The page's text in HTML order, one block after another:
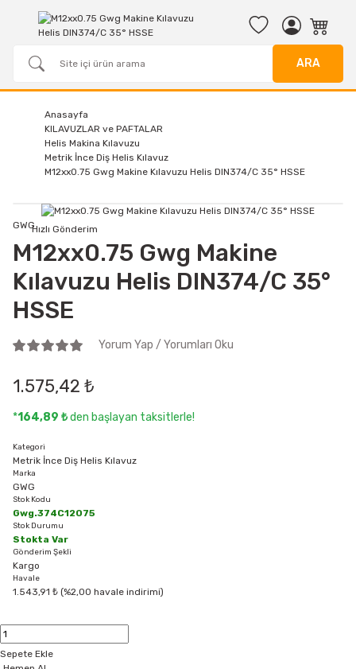
ARA
Anasayfa
KILAVUZLAR ve PAFTALAR
Helis Makina Kılavuzu
Metrik İnce Diş Helis Kılavuz
M12xx0.75 Gwg Makine Kılavuzu Helis DIN374/C 35° HSSE
Hızlı Gönderim
GWG
M12xx0.75 Gwg Makine
Kılavuzu Helis DIN374/C 35°
HSSE
Yorum Yap / Yorumları Oku
1.575,42 ₺
*164,89 ₺den başlayan taksitlerle!
Kategori
Metrik İnce Diş Helis Kılavuz
Marka
GWG
Stok Kodu
Gwg.374C12075
Stok Durumu
Stokta Var
Gönderim Şekli
Kargo
Havale
1.543,91 ₺ (%2,00 havale indirimi)
Sepete Ekle